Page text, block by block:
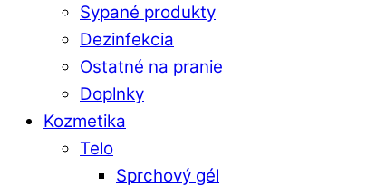
Sypané produkty
Dezinfekcia
Ostatné na pranie
Doplnky
Kozmetika
Telo
Sprchový gél